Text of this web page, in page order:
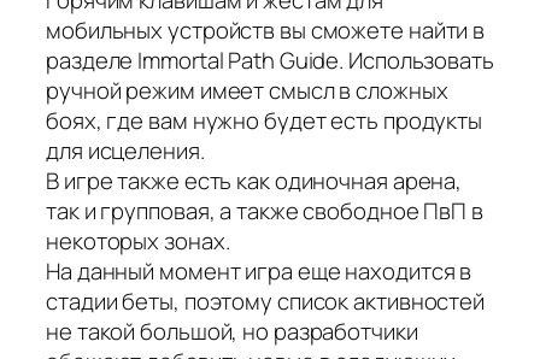
мобильных устройств вы сможете найти в
разделе Immortal Path Guide. Использовать
ручной режим имеет смысл в сложных
боях, где вам нужно будет есть продукты
для исцеления.
В игре также есть как одиночная арена,
так и групповая, а также свободное ПвП в
некоторых зонах.
На данный момент игра еще находится в
стадии беты, поэтому список активностей
не такой большой, но разработчики